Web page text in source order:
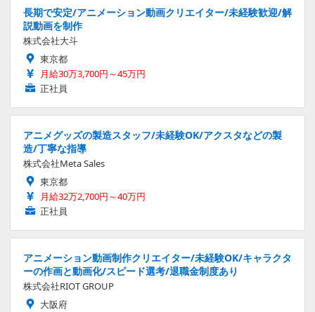
長期で安定/アニメーション動画クリエイター/未経験歓迎/解
説動画を制作
株式会社大斗
東京都
月給30万3,700円～45万円
正社員
アニメグッズの製造スタッフ/未経験OK/アクスタなどの製
造/丁寧な指導
株式会社Meta Sales
東京都
月給32万2,700円～40万円
正社員
アニメーション動画制作クリエイター/未経験OK/キャラクタ
ーの作画と動画化/スピード選考/退職金制度あり
株式会社RIOT GROUP
大阪府